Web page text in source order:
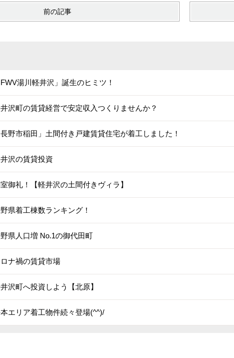
前の記事
FWV湯川軽井沢」誕生のヒミツ！
沢町の賃貸経営で安定収入つくりませんか？
長野市稲田」土間付き戸建賃貸住宅が着工しました！
沢の賃貸投資
御礼！【軽井沢の土間付きヴィラ】
県着工棟数ランキング！
県人口増 No.1の御代田町
ロナ禍の賃貸市場
沢町へ投資しよう【北原】
エリア着工物件続々登場(^^)/